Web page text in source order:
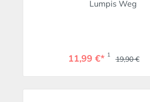
Lumpis Weg
11,99 €* 1 19,90 €